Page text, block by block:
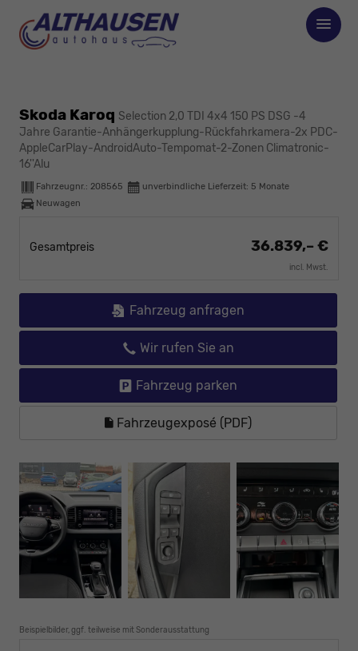
Skoda Karoq Selection 2,0 TDI 4x4 150 PS DSG -4
Jahre Garantie-Anhängerkupplung-Rückfahrkamera-2x PDC-
AppleCarPlay-AndroidAuto-Tempomat-2-Zonen Climatronic-
16''Alu
Fahrzeugnr.: 208565 unverbindliche Lieferzeit: 5 Monate
Neuwagen
Gesamtpreis 36.839,– €
incl. Mwst.
Fahrzeug anfragen
Wir rufen Sie an
Fahrzeug parken
Fahrzeugexposé (PDF)
Beispielbilder, ggf. teilweise mit Sonderausstattung